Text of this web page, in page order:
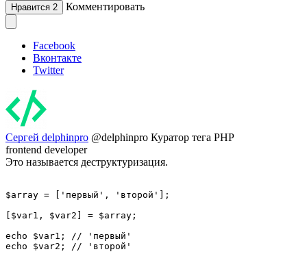
Нравится 2 Комментировать
Facebook
Вконтакте
Twitter
Сергей delphinpro @delphinpro Куратор тега PHP
frontend developer
Это называется деструктуризация.
$array = ['первый', 'второй'];
[$var1, $var2] = $array;
echo $var1; // 'первый'
echo $var2; // 'второй'